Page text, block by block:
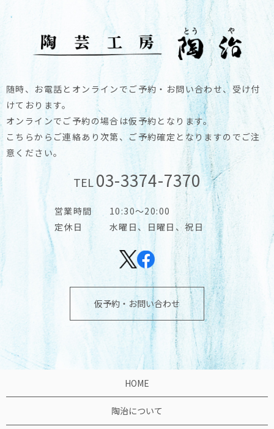
随時、お電話とオンラインでご予約・お問い合わせ、受け付
けております。
オンラインでご予約の場合は仮予約となります。
こちらからご連絡あり次第、ご予約確定となりますのでご注
意ください。
TEL03-3374-7370
営業時間
10:30～20:00
定休日
水曜日、日曜日、祝日
仮予約・お問い合わせ
HOME
陶治について